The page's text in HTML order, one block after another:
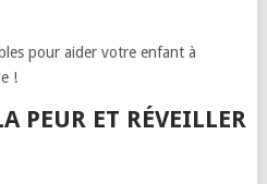
pour aider votre enfant à
!
PEUR ET RÉVEILLER